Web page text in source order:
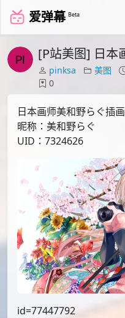
爱弹幕 Beta
[P站美图] 日本
pinksa 美图
0
日本画师美和野らぐ插
昵称：美和野らぐ
UID：7324626
id=77447792